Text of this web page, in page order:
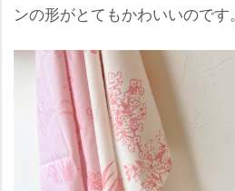
ンの形がとてもかわいいのです。